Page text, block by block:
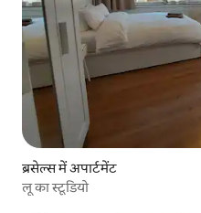
ब्रसेल्स में अपार्टमेंट
लू का स्टूडियो